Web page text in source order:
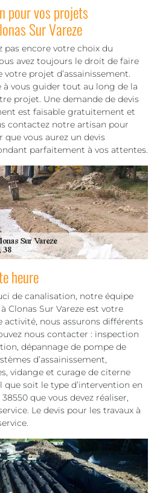
pour vos projets
Sur Vareze
pas encore votre choix du
avez toujours le droit de faire
projet d’assainissement.
vous guider tout au long de la
projet. Une demande de devis
est faisable gratuitement et
contactez notre artisan pour
que vous aurez un devis
parfaitement à vos attentes.
heure
de canalisation, notre équipe
Clonas Sur Vareze est votre
nous assurons différents
nous contacter : inspection
dépannage de pompe de
d’assainissement,
vidange et curage de citerne
que soit le type d’intervention en
que vous devez réaliser,
Le devis pour les travaux à